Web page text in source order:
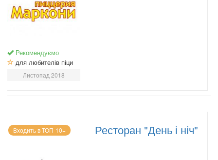
Рекомендуємо
для любителів піци
Листопад 2018
Входить в ТОП-10+ Ресторан "День і ніч"